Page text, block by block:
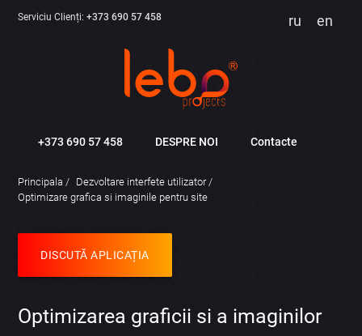
Serviciu Clienți:+373 690 57 458 ru en
+373 690 57 458 DESPRE NOI Contacte
Principala
Dezvoltare interfete utilizator
Optimizare grafica si imaginile pentru site
DISCUTĂ APLICAȚIA
Optimizarea graficii si a imaginilor